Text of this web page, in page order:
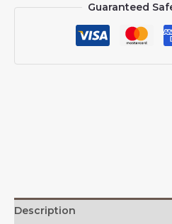
con
sofá,
dormitorio
Guaranteed
Description